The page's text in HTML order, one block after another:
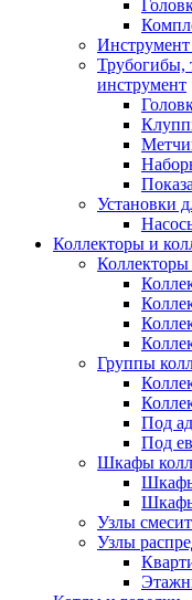
Инструмент
Трубогибы,
инструмент
Установки
Коллекторы и
Коллекторы
Группы
Под
Под
Шкафы
Узлы
Узлы